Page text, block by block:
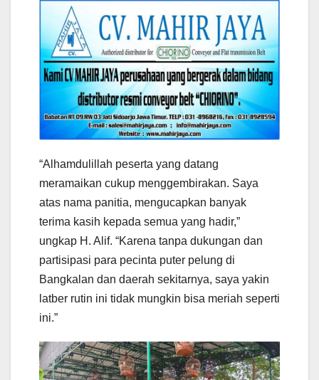
“Alhamdulillah peserta yang datang
meramaikan cukup menggembirakan. Saya
atas nama panitia, mengucapkan banyak
terima kasih kepada semua yang hadir,”
ungkap H. Alif. “Karena tanpa dukungan dan
partisipasi para pecinta puter pelung di
Bangkalan dan daerah sekitarnya, saya yakin
latber rutin ini tidak mungkin bisa meriah seperti
ini.”